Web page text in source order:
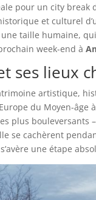
pour un city
et culturel
taille humaine,
week-end à
ses lieux
artistique,
du Moyen-
plus bouleversants
se cachèrent
une étape